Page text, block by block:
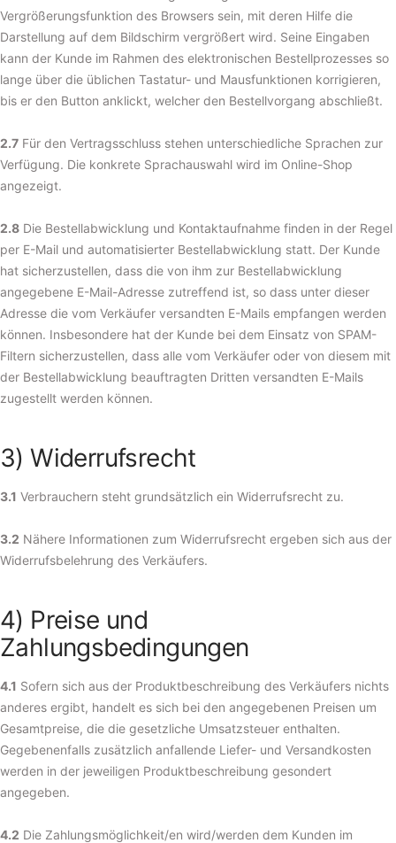
Vergrößerungsfunktion des Browsers sein, mit deren Hilfe die
Darstellung auf dem Bildschirm vergrößert wird. Seine Eingaben
kann der Kunde im Rahmen des elektronischen Bestellprozesses so
lange über die üblichen Tastatur- und Mausfunktionen korrigieren,
bis er den Button anklickt, welcher den Bestellvorgang abschließt.
2.7 Für den Vertragsschluss stehen unterschiedliche Sprachen zur
Verfügung. Die konkrete Sprachauswahl wird im Online-Shop
angezeigt.
2.8 Die Bestellabwicklung und Kontaktaufnahme finden in der Regel
per E-Mail und automatisierter Bestellabwicklung statt. Der Kunde
hat sicherzustellen, dass die von ihm zur Bestellabwicklung
angegebene E-Mail-Adresse zutreffend ist, so dass unter dieser
Adresse die vom Verkäufer versandten E-Mails empfangen werden
können. Insbesondere hat der Kunde bei dem Einsatz von SPAM-
Filtern sicherzustellen, dass alle vom Verkäufer oder von diesem mit
der Bestellabwicklung beauftragten Dritten versandten E-Mails
zugestellt werden können.
3) Widerrufsrecht
3.1 Verbrauchern steht grundsätzlich ein Widerrufsrecht zu.
3.2 Nähere Informationen zum Widerrufsrecht ergeben sich aus der
Widerrufsbelehrung des Verkäufers.
4) Preise und
Zahlungsbedingungen
4.1 Sofern sich aus der Produktbeschreibung des Verkäufers nichts
anderes ergibt, handelt es sich bei den angegebenen Preisen um
Gesamtpreise, die die gesetzliche Umsatzsteuer enthalten.
Gegebenenfalls zusätzlich anfallende Liefer- und Versandkosten
werden in der jeweiligen Produktbeschreibung gesondert
angegeben.
4.2 Die Zahlungsmöglichkeit/en wird/werden dem Kunden im